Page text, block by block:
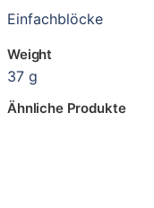
Einfachblöcke
Weight
37 g
Ähnliche Produkte